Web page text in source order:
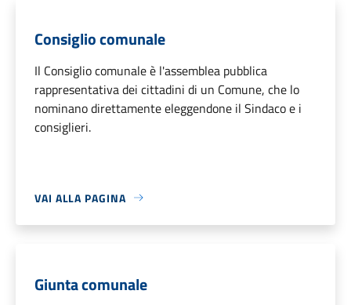
Consiglio comunale
Il Consiglio comunale è l'assemblea pubblica
rappresentativa dei cittadini di un Comune, che lo
nominano direttamente eleggendone il Sindaco e i
consiglieri.
VAI ALLA PAGINA
Giunta comunale